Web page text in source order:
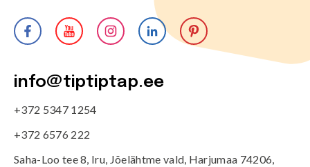
info@tiptiptap.ee
+372 5347 1254
+372 6576 222
Saha-Loo tee 8, Iru, Jõelähtme vald, Harjumaa 74206,